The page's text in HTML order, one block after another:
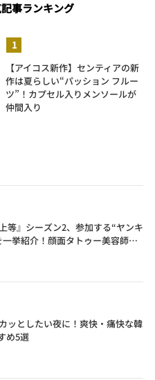
事ランキング
【アイコス新作】センティアの新
作は夏らしい“パッション フルー
ツ”！カプセル入りメンソールが
仲間入り
等』シーズン2、参加する“ヤンキ
挙紹介！顔面タトゥー美容師、
ッとしたい夜に！爽快・痛快な韓
め5選